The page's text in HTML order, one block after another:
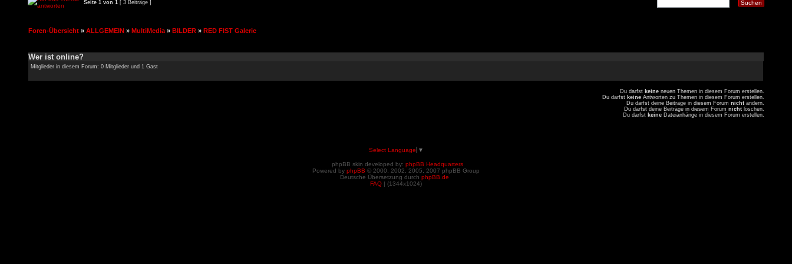
Seite 1 von 1 [ 3 Beiträge ]
Foren-Übersicht » ALLGEMEIN » MultiMedia » BILDER » RED FIST Galerie
Wer ist online?
Mitglieder in diesem Forum: 0 Mitglieder und 1 Gast
Du darfst keine neuen Themen in diesem Forum erstellen.
Du darfst keine Antworten zu Themen in diesem Forum erstellen.
Du darfst deine Beiträge in diesem Forum nicht ändern.
Du darfst deine Beiträge in diesem Forum nicht löschen.
Du darfst keine Dateianhänge in diesem Forum erstellen.
Select Language ▼
phpBB skin developed by: phpBB Headquarters
Powered by phpBB © 2000, 2002, 2005, 2007 phpBB Group
Deutsche Übersetzung durch phpBB.de
FAQ | (1344x1024)